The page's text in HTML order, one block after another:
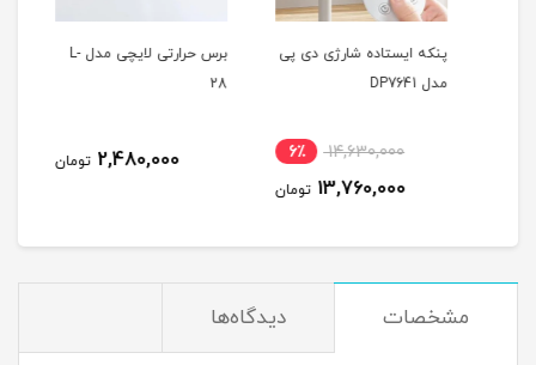
پنکه ایستاده شارژی دی پی
مدل DP7641
14,630,000 6٪
13,760,000 تومان
برس حرارتی لایچی مدل L-
28
2,480,000 تومان
مشخصات دیدگاه‌ها